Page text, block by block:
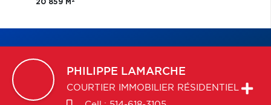
20 859 M
PHILIPPE LAMARCHE
COURTIER IMMOBILIER RÉSIDENTIEL